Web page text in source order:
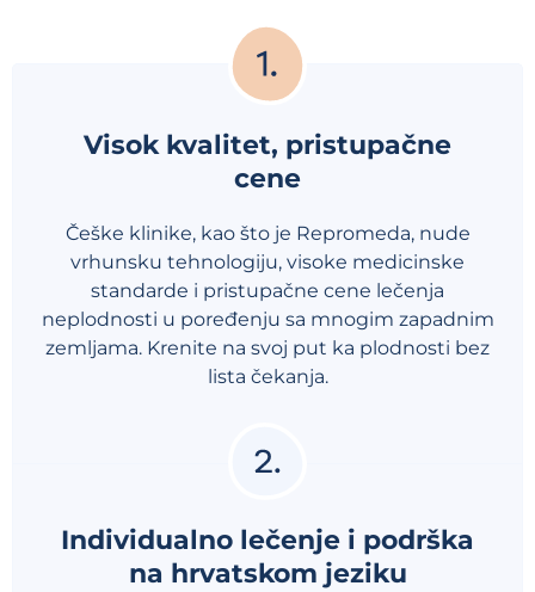
Visok kvalitet, pristupačne
cene
Češke klinike, kao što je Repromeda, nude
vrhunsku tehnologiju, visoke medicinske
standarde i pristupačne cene lečenja
neplodnosti u poređenju sa mnogim zapadnim
zemljama. Krenite na svoj put ka plodnosti bez
lista čekanja.
Individualno lečenje i podrška
na hrvatskom jeziku